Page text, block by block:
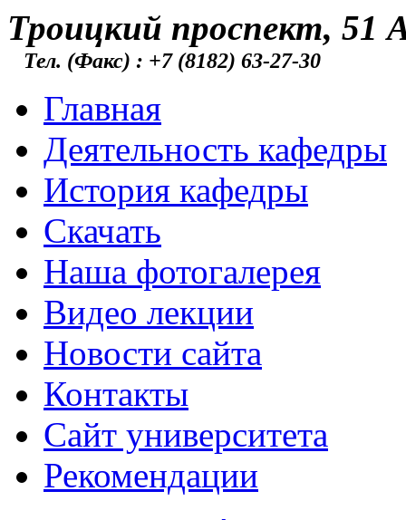
Троицкий проспект, 51
Тел. (Факс) : +7 (8182) 63-27-30
Главная
Деятельность кафедры
История кафедры
Скачать
Наша фотогалерея
Видео лекции
Новости сайта
Контакты
Cайт университета
Рекомендации